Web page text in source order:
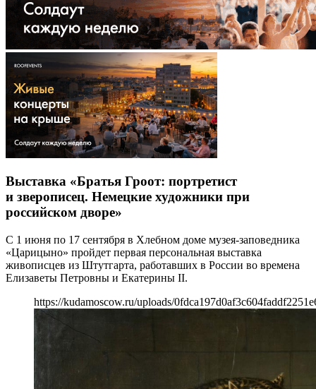
Выставка «Братья Гроот: портретист
и зверописец. Немецкие художники при
российском дворе»
С 1 июня по 17 сентября в Хлебном доме музея-заповедника
«Царицыно» пройдет первая персональная выставка
живописцев из Штутгарта, работавших в России во времена
Елизаветы Петровны и Екатерины II.
https://kudamoscow.ru/uploads/